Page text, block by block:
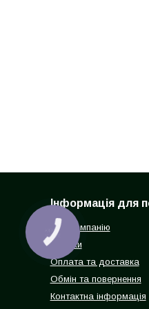
Інформація для
Про компанію
Відгуки
Оплата та доставка
Обмін та повернення
Контактна інформація
КНОПКА
ЗВ'ЯЗКУ